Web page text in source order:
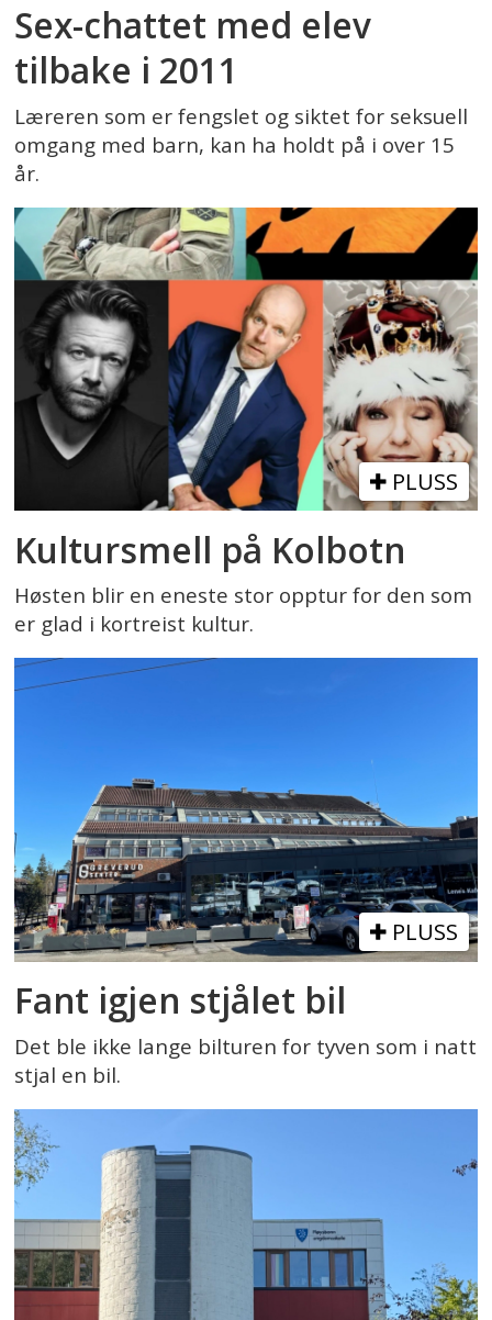
Sex-chattet med elev
tilbake i 2011
Læreren som er fengslet og siktet for seksuell
omgang med barn, kan ha holdt på i over 15
år.
PLUSS
Kultursmell på Kolbotn
Høsten blir en eneste stor opptur for den som
er glad i kortreist kultur.
PLUSS
Fant igjen stjålet bil
Det ble ikke lange bilturen for tyven som i natt
stjal en bil.